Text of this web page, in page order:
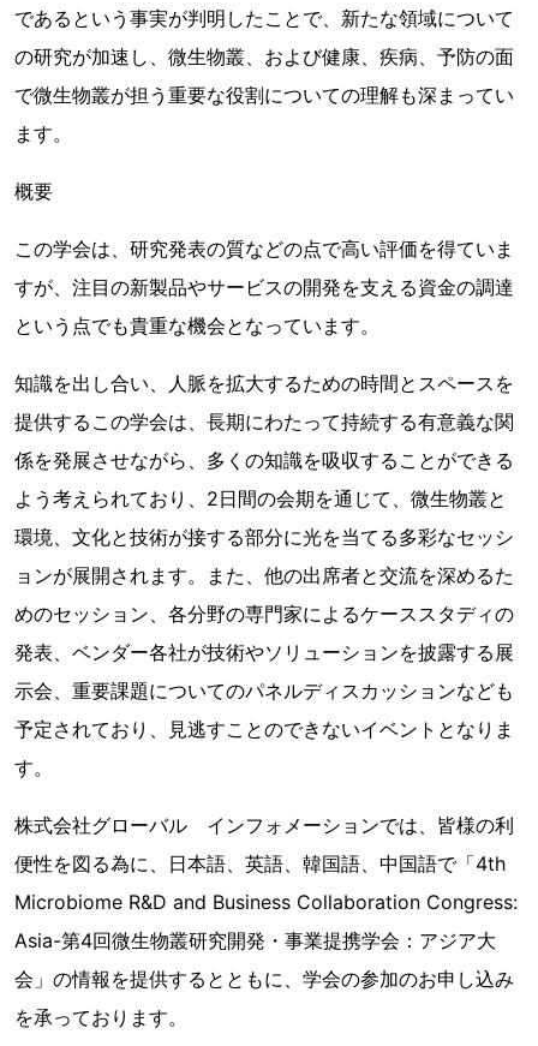
であるという事実が判明したことで、新たな領域について
の研究が加速し、微生物叢、および健康、疾病、予防の面
で微生物叢が担う重要な役割についての理解も深まってい
ます。
概要
この学会は、研究発表の質などの点で高い評価を得ていま
すが、注目の新製品やサービスの開発を支える資金の調達
という点でも貴重な機会となっています。
知識を出し合い、人脈を拡大するための時間とスペースを
提供するこの学会は、長期にわたって持続する有意義な関
係を発展させながら、多くの知識を吸収することができる
よう考えられており、2日間の会期を通じて、微生物叢と
環境、文化と技術が接する部分に光を当てる多彩なセッシ
ョンが展開されます。また、他の出席者と交流を深めるた
めのセッション、各分野の専門家によるケーススタディの
発表、ベンダー各社が技術やソリューションを披露する展
示会、重要課題についてのパネルディスカッションなども
予定されており、見逃すことのできないイベントとなりま
す。
株式会社グローバル インフォメーションでは、皆様の利
便性を図る為に、日本語、英語、韓国語、中国語で「4th
Microbiome R&D and Business Collaboration Congress:
Asia-第4回微生物叢研究開発・事業提携学会：アジア大
会」の情報を提供するとともに、学会の参加のお申し込み
を承っております。